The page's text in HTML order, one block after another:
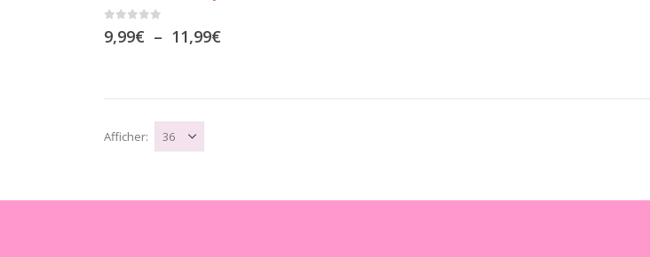
9,99€ – 11,99€Plage
à
Afficher: